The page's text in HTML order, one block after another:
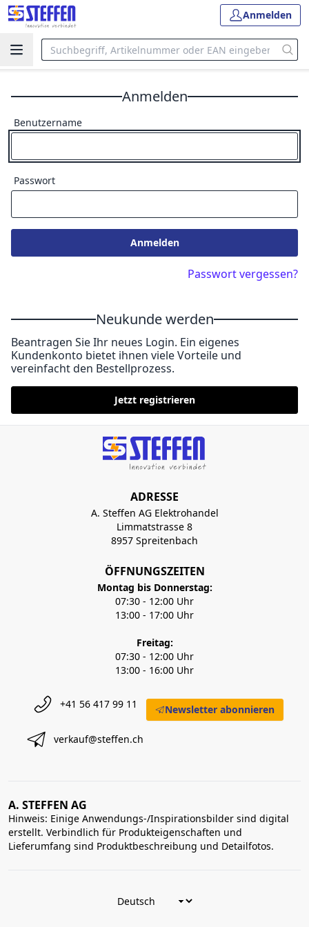
Anmelden
Anmelden
Benutzername
Passwort
Anmelden
Passwort vergessen?
Neukunde werden
Beantragen Sie Ihr neues Login. Ein eigenes
Kundenkonto bietet ihnen viele Vorteile und
vereinfacht den Bestellprozess.
Jetzt registrieren
ADRESSE
A. Steffen AG Elektrohandel
Limmatstrasse 8
8957 Spreitenbach
ÖFFNUNGSZEITEN
Montag bis Donnerstag:
07:30 - 12:00 Uhr
13:00 - 17:00 Uhr
Freitag:
07:30 - 12:00 Uhr
13:00 - 16:00 Uhr
+41 56 417 99 11
verkauf@steffen.ch
Newsletter abonnieren
A. STEFFEN AG
Hinweis: Einige Anwendungs-/Inspirationsbilder sind digital
erstellt. Verbindlich für Produkteigenschaften und
Lieferumfang sind Produktbeschreibung und Detailfotos.